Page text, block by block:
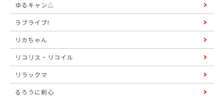
ゆるキャン△
ラブライブ!
リカちゃん
リコリス・リコイル
リラックマ
るろうに剣心